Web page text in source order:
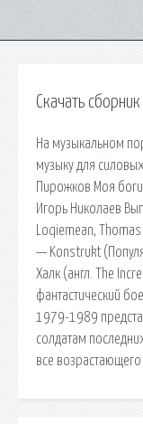
Скачать
На музыкальном
музыку для
Пирожков Моя
Игорь Николаев
Loqiemean,
— Konstrukt
Халк (англ. The
фантастический
1979-1989
солдатам
все возрастающего